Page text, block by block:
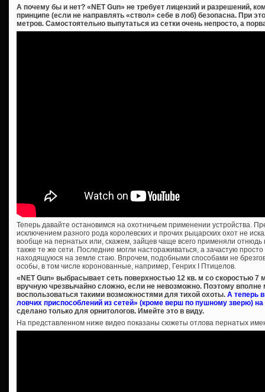
А почему бы и нет? «NET Gun» не требует лицензий и разрешений,
принципе (если не направлять «ствол» себе в лоб) безопасна. При
метров. Самостоятельно выпутаться из сетки очень непросто, а
Теперь давайте остановимся на охотничьем применении устройства.
исключением разного рода королевских и прочих рыцарских охот не
вообще на пернатых или, скажем, зайцев чаще всего применяли
также те же сети. Последние могли настораживаться, а зачастую
находящуюся на земле стаю. Впрочем, подобными способами не
особы, в том числе коронованные, например, Генрих I Птицелов.
«NET Gun» выбрасывает сеть поверхностью 12 кв. м со скоростью 7
вручную чрезвычайно сложно, если не невозможно. Поэтому вполне
воспользоваться такими возможностями для тихой охоты. А теперь
ловчих приспособлений из сетей» (кроме верш по пушному зверю)
сделано только для орнитологов. Имейте это в виду.
На представленном ниже видео показаны сюжеты отлова пернатых